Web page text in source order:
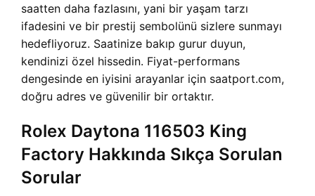
saatten daha fazlasını, yani bir yaşam tarzı
ifadesini ve bir prestij sembolünü sizlere sunmayı
hedefliyoruz. Saatinize bakıp gurur duyun,
kendinizi özel hissedin. Fiyat-performans
dengesinde en iyisini arayanlar için saatport.com,
doğru adres ve güvenilir bir ortaktır.
Rolex Daytona 116503 King
Factory Hakkında Sıkça Sorulan
Sorular